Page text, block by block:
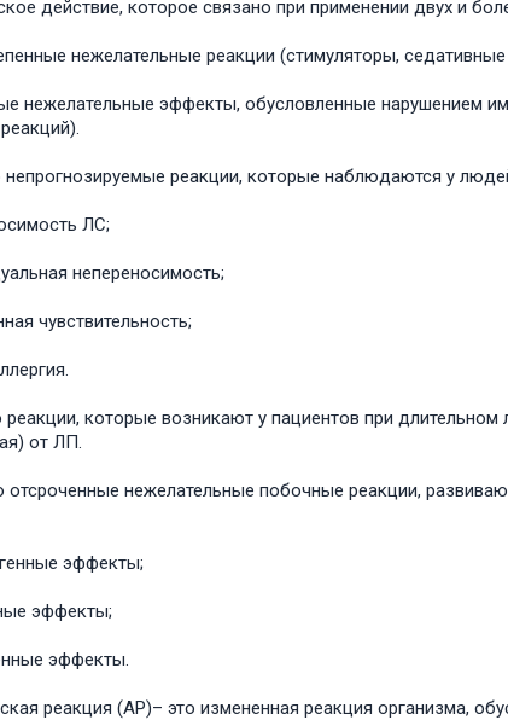
действие, которое связано при применении двух и
нежелательные реакции (стимуляторы,
нежелательные эффекты, обусловленные нарушением
непрогнозируемые реакции, которые наблюдаются у
ЛС;
непереносимость;
чувствительность;
реакции, которые возникают у пациентов при длительном
от ЛП.
отсроченные нежелательные побочные реакции,
эффекты;
эффекты;
эффекты.
реакция (АР)– это измененная реакция организма,